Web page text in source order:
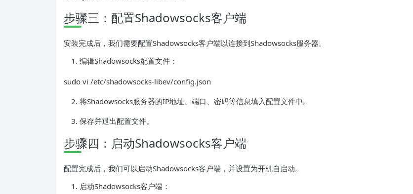
步骤三：配置Shadowsocks客户端
安装完成后，我们需要配置Shadowsocks客户端以连接到Shadowsocks服务器。
编辑Shadowsocks配置文件：
sudo vi /etc/shadowsocks-libev/config.json
将Shadowsocks服务器的IP地址、端口、密码等信息填入配置文件中。
保存并退出配置文件。
步骤四：启动Shadowsocks客户端
配置完成后，我们可以启动Shadowsocks客户端，并设置为开机自启动。
启动Shadowsocks客户端：